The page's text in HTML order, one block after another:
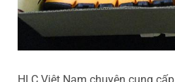
HLC Việt Nam chuyên cung cấp